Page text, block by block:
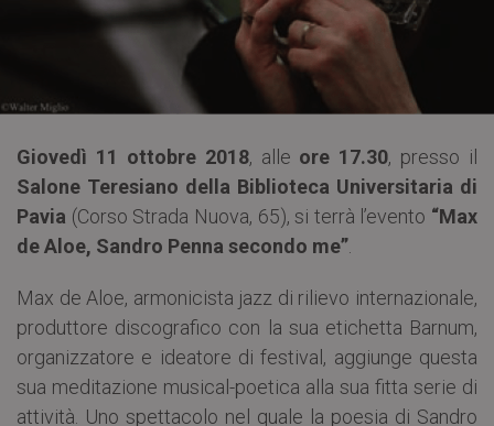
Giovedì 11 ottobre 2018, alle ore 17.30, presso il
Salone Teresiano della Biblioteca Universitaria di
Pavia (Corso Strada Nuova, 65), si terrà l’evento “Max
de Aloe, Sandro Penna secondo me”
Max de Aloe, armonicista jazz di rilievo internazionale,
produttore discografico con la sua etichetta Barnum,
organizzatore e ideatore di festival, aggiunge questa
sua meditazione musical-poetica alla sua fitta serie di
attività. Uno spettacolo nel quale la poesia di Sandro